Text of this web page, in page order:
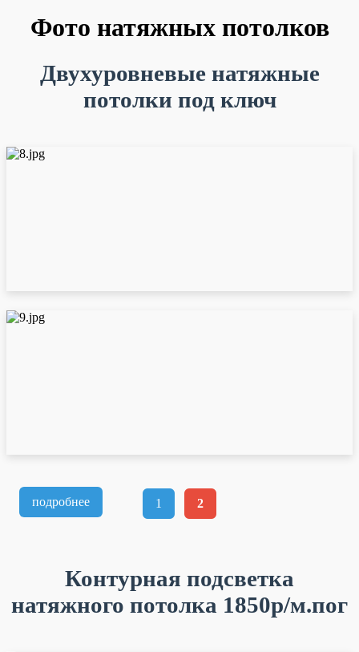
Фото натяжных потолков
Двухуровневые натяжные
потолки под ключ
1 2
подробнее
Контурная подсветка
натяжного потолка 1850р/м.пог